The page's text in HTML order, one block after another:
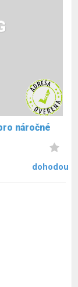
náročné
dohodou